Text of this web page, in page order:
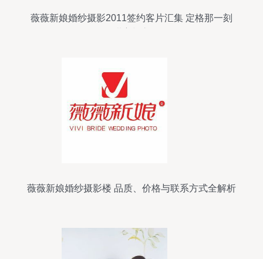
薇薇新娘婚纱摄影2011签约客片汇集 定格那一刻
薇薇新娘婚纱摄影楼 品质、价格与联系方式全解析